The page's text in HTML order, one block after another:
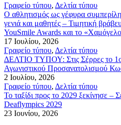
Γραφείο τύπου, Δελτία τύπου
Ο αθλητισμός ως γέφυρα
γενιά και μαθητές – Τιμητική
YouSmile Awards και το
17 Ιουλίου, 2026
Γραφείο τύπου, Δελτία τύπου
ΔΕΛΤΙΟ ΤΥΠΟΥ: Στις Σέρρες το
Αγωνιστικού Προσανατολισμού
2 Ιουλίου, 2026
Γραφείο τύπου, Δελτία τύπου
Το ταξίδι προς το 2029 ξεκίνησε –
Deaflympics 2029
23 Ιουνίου, 2026